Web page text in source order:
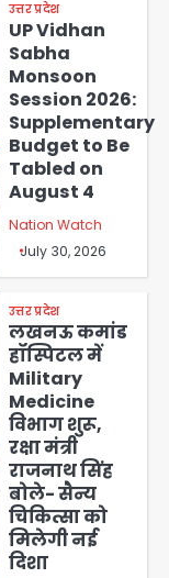
उत्तर प्रदेश
UP Vidhan
Sabha
Monsoon
Session 2026:
Supplementary
Budget to Be
Tabled on
August 4
Nation Watch
July 30, 2026
उत्तर प्रदेश
लखनऊ कमांड
हॉस्पिटल में
Military
Medicine
विभाग शुरू,
रक्षा मंत्री
राजनाथ सिंह
बोले- सैन्य
चिकित्सा को
मिलेगी नई
दिशा